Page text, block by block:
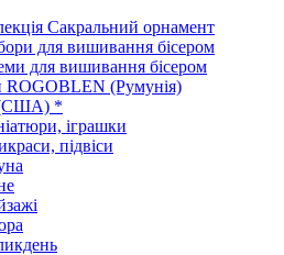
Сакральний орнамент
для вишивання бісером
для вишивання бісером
ROGOBLEN (Румунія)
*
іграшки
підвіси